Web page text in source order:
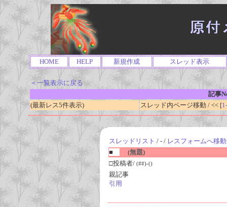
HOME HELP 新規作成 スレッド表示
＜一覧表示に戻る
記事
(最新レス5件表示)
スレッド内ページ移動 / << [
スレッドリスト / - / レスフォームへ移動
■
(無題)
□投稿者/ (##)-()
親記事
引用